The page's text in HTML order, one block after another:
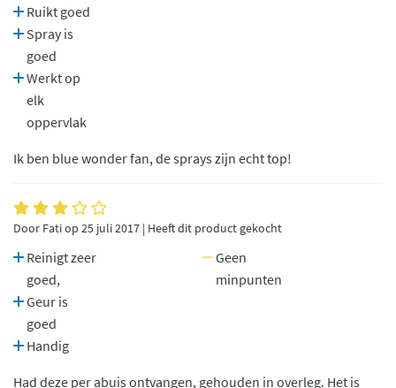
Ruikt goed
Spray is
goed
Werkt op
elk
oppervlak
Ik ben blue wonder fan, de sprays zijn echt top!
Door Fati op 25 juli 2017 | Heeft dit product gekocht
Reinigt zeer
goed,
Geur is
goed
Handig
Geen
minpunten
Had deze per abuis ontvangen, gehouden in overleg. Het is